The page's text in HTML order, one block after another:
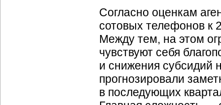
Согласно оценкам
сотовых телефонов к
Между тем, на этом
чувствуют себя
и снижения субсидий
прогнозировали
в последующих